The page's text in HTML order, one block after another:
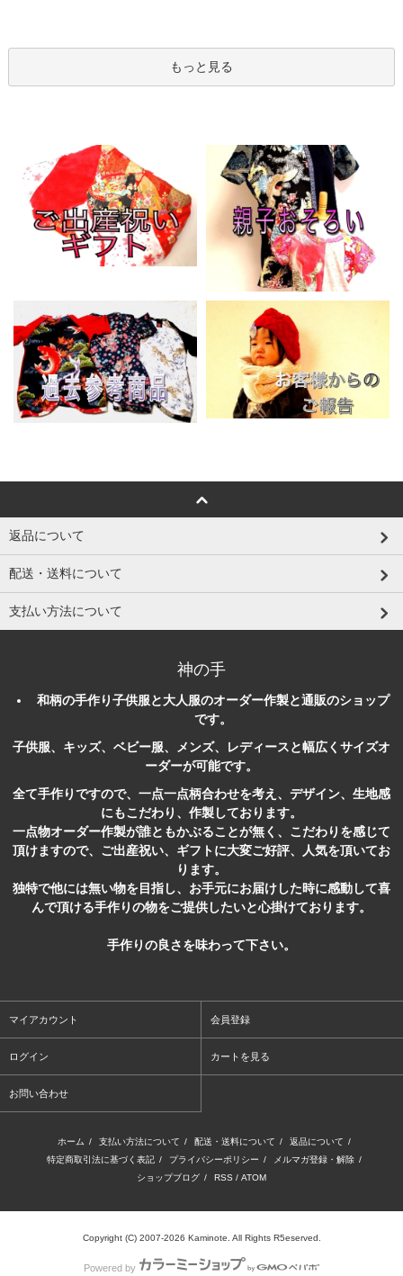
もっと見る
返品について
配送・送料について
支払い方法について
神の手
和柄の手作り子供服と大人服のオーダー作製と通販のショップ
です。
子供服、キッズ、ベビー服、メンズ、レディースと幅広くサイズオ
ーダーが可能です。
全て手作りですので、一点一点柄合わせを考え、デザイン、生地感
にもこだわり、作製しております。
一点物オーダー作製が誰ともかぶることが無く、こだわりを感じて
頂けますので、ご出産祝い、ギフトに大変ご好評、人気を頂いてお
ります。
独特で他には無い物を目指し、お手元にお届けした時に感動して喜
んで頂ける手作りの物をご提供したいと心掛けております。
手作りの良さを味わって下さい。
マイアカウント 会員登録
ログイン カートを見る
お問い合わせ
ホーム / 支払い方法について / 配送・送料について / 返品について /
特定商取引法に基づく表記 / プライバシーポリシー / メルマガ登録・解除 /
ショップブログ / RSS / ATOM
Copyright (C) 2007-2026 Kaminote. All Rights R5eserved.
Powered by